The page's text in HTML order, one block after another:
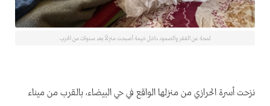
لمحة عن الفقر والصمود داخل خيمة أصبحت منزلاً بعد سنوات من الحرب
نزحت أسرة الحرازي من منزلها الواقع في حي البيضاء، بالقرب من ميناء